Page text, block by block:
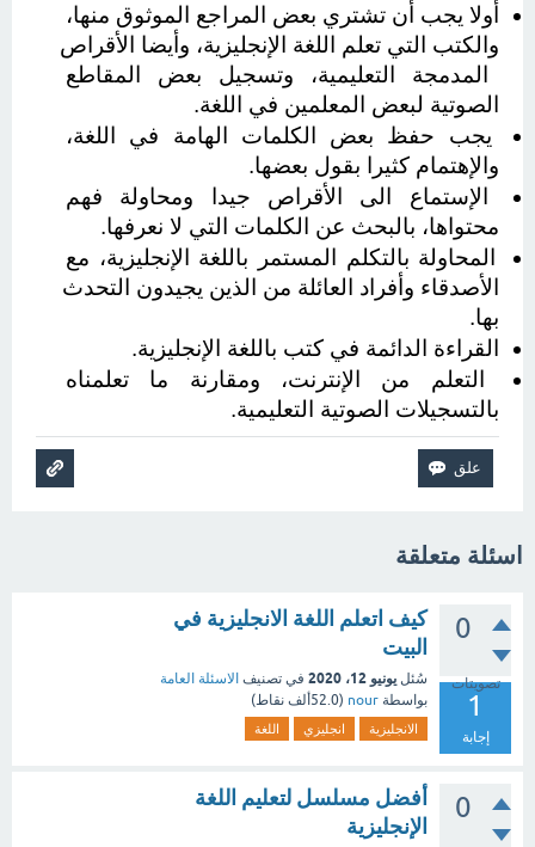
الصوتية لبعض المعلمين في اللغة.
والإهتمام كثيرا بقول بعضها.
محتواها، بالبحث عن الكلمات التي لا نعرفها.
بها.
القراءة الدائمة في كتب باللغة الإنجليزية.
بالتسجيلات الصوتية التعليمية.
اسئلة متعلقة
0
تصويتات
1
إجابة
كيف اتعلم اللغة الانجليزية في
البيت
سُئل يونيو 12، 2020 في تصنيف الاسئلة العامة
بواسطة nour
(52.0ألف نقاط)
الانجليزية انجليزي اللغة
0
أفضل مسلسل لتعليم اللغة
الإنجليزية